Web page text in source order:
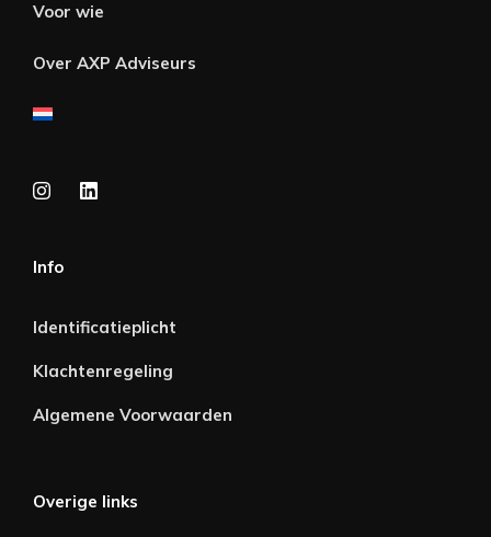
Voor wie
Over AXP Adviseurs
Info
Identificatieplicht
Klachtenregeling
Algemene Voorwaarden
Overige links